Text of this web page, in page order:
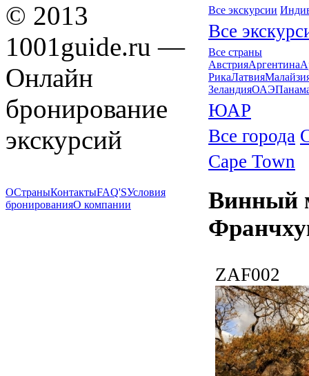
Все экскурсии
Все
Все страны
АвстрияАргентина
РикаЛатвия
ЗеландияОАЭ
ЮАР
Все города
Cape Town
Винный
ZAF002
© 2013
1001guide.ru —
Онлайн
бронирование
экскурсий
ОСтраныКонтактыFAQ'SУсловия
бронированияО компании